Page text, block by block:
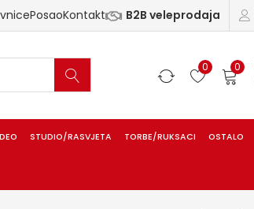
PosaoKontakt B2B veleprodaja
0 0
STUDIO/RASVJETA TORBE/RUKSACI OSTALO